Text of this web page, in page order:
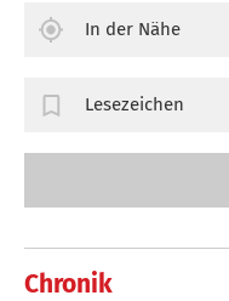
Chronik
In der Nähe
Lesezeichen